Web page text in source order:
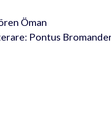
Öman
Pontus